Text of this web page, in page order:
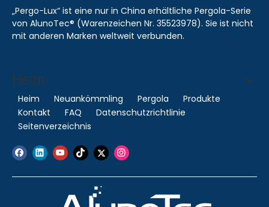
„Pergo-Lux“ ist eine nur in China erhältliche Pergola-Serie
von AlunoTec® (Warenzeichen Nr. 35523978). Sie ist nicht
mit anderen Marken weltweit verbunden.
Heim
Heim Neuankömmling Pergola
Produkte
Kontakt
FAQ
Datenschutzrichtlinie
Seitenverzeichnis